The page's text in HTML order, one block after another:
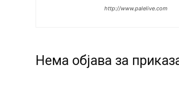
http://www.palelive.com
Нeма објава за